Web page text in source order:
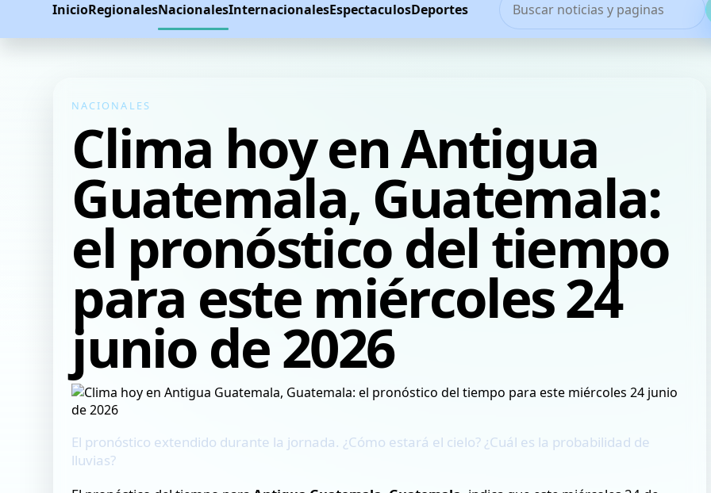
InicioRegionalesNacionalesInternacionalesEspectaculosDeportes
NACIONALES
Clima hoy en Antigua
Guatemala, Guatemala:
el pronóstico del tiempo
para este miércoles 24
junio de 2026
El pronóstico extendido durante la jornada. ¿Cómo estará el cielo? ¿Cuál es la probabilidad de
lluvias?